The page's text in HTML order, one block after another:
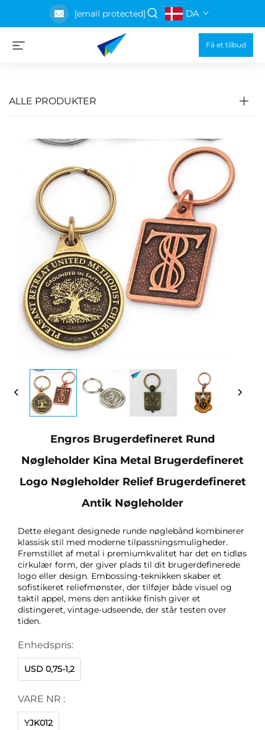
[email protected] DA
Få et tilbud
ALLE PRODUKTER
Engros Brugerdefineret Rund
Nøgleholder Kina Metal Brugerdefineret
Logo Nøgleholder Relief Brugerdefineret
Antik Nøgleholder
Dette elegant designede runde nøglebånd kombinerer
klassisk stil med moderne tilpassningsmuligheder.
Fremstillet af metal i premiumkvalitet har det en tidløs
cirkulær form, der giver plads til dit brugerdefinerede
logo eller design. Embossing-teknikken skaber et
sofistikeret reliefmønster, der tilføjer både visuel og
taktil appel, mens den antikke finish giver et
distingeret, vintage-udseende, der står testen over
tiden.
Enhedspris:
USD 0,75-1,2
VARE NR :
YJK012